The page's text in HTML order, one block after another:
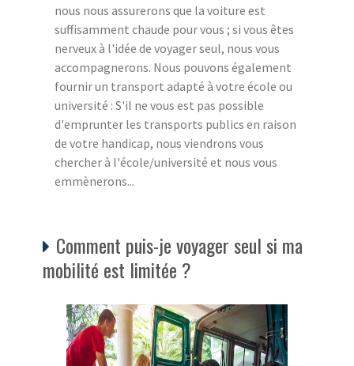
nous nous assurerons que la voiture est
suffisamment chaude pour vous ; si vous êtes
nerveux à l'idée de voyager seul, nous vous
accompagnerons. Nous pouvons également
fournir un transport adapté à votre école ou
université : S'il ne vous est pas possible
d'emprunter les transports publics en raison
de votre handicap, nous viendrons vous
chercher à l'école/université et nous vous
emmènerons...
Comment puis-je voyager seul si ma
mobilité est limitée ?